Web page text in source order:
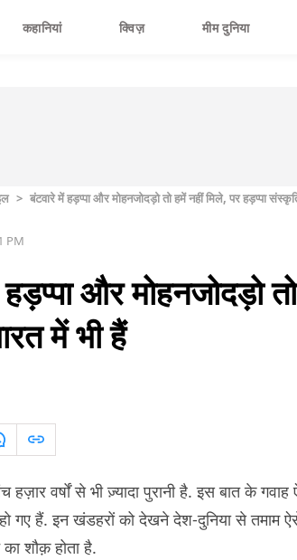
कहानियां क्विज़ मीम दुनिया
> बंटवारे में हड़प्पा और मोहनजोदड़ो तो हमें नहीं मिले, पर हड़प्पा
PM
और मोहनजोदड़ो
में भी हैं
हज़ार वर्षों से भी ज़्यादा पुरानी है. इस बात के
गए हैं. इन खंडहरों को देखने देश-दुनिया से तमाम
शौक़ होता है.